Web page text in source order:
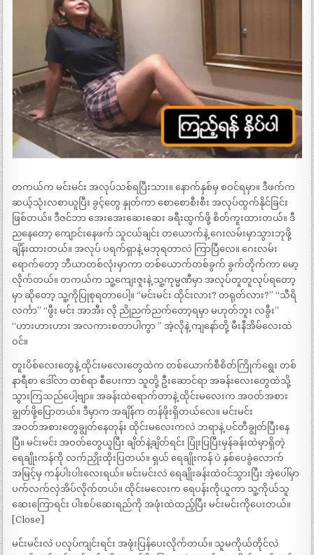
တကယ်က မင်းမင်း အလုပ်သစ်ရပြီးသား။ နောက်နှစ်မှ စဝင်ရမှာ။ ဒီဖက်က
ဆယ့်သုံးလစာယူပြီး ခွင့်တွေ နှုတ်ကာ စောစောစီးစီး အလုပ်ထွက်နိုင်ခြင်း
ဖြစ်တယ်။ ဒီဇင်ဘာ အေးအေးဆေးဆေး ခရီးထွက်ဖို့ စိတ်ကူးထားတယ်။ ဒီ
ညနေတော့ ကျောင်းနေဖက် သူငယ်ချင်း တယောက်နဲ့ ဂေးလမ်းမှာသွားဘုဖို့
ချိန်းထားတယ်။ အလုပ် ပရက်ရှာနဲ့ မဘုရတာလဲ ကြာပြီလေ။ ဂေးလမ်း
ရောက်တော့ ဘီယာတစ်လုံးမှာကာ တစ်ယောက်တစ်ခွက် ခွက်တိုက်ကာ မော့
လိုက်တယ်။ တကယ်က သူ့ကျေးဇူးနဲ့ သူ့ကုမ္မဏီမှာ အလုပ်တူတူလုပ်ရတော့
မှာ ဆိုတော့ သူ့ကိုပြုစုရတာပေါ့။ “မင်းမင်း ထိုင်းလား? တရုတ်လား?” “သီရိ
လင်္ကာ” “ဖွီး မင်း အာအီး လို ညိုညက်ညက်တော့ရမှာ မဟုတ်ဘူး လခွီး”
“ဟားဟားဟား အလကားစတာပါကွာ ” အဲ့လိုနဲ့ ကျနော်တို့ မီးနီအိမ်လေးထဲ
ဝင်။
တူးပိစ်လေးတွေနဲ့ ထိုင်းမလေးတွေထဲက တစ်ယောက်စီစိတ်ကြိုက်ရွေး တစ်
နာရီစာ ဒေါ်လာ တစ်ရာ စီပေးကာ သူတို့ ဦးဆောင်ရာ အခန်းလေးတွေထဲသို့
သွားကြသည်ပေါ့ဗျာ။ အခန်းထဲရောက်တာနဲ့ ထိုင်းမလေးက အဝတ်အစား
ချွတ်ဖို့ပြောတယ်။ ဒီမှာက အချိန်က တန်ဖိုးရှိတယ်လေ။ မင်းမင်း
အဝတ်အစားတွေချွတ်နေတုန်း ထိုင်းမလေးကလဲ ဘရာနဲ့ ပင်တီချွတ်ပြီးနေ
ပြီ။ မင်းမင်း အဝတ်တွေယူပြီး ချိတ်နဲ့ချိတ်ရင်း ပြုံးပြပြီးမှန်ခန်းထဲမှာရှိတဲ့
ရေချိုးကန်ကို လက်ညှိုးထိုးပြတယ်။ ရှယ် ရေချိုးကန် ပဲ နှစ်ပေခွဲလောက်
အမြင့်မှ ကန်ပါးပါးလေးရယ်။ မင်းမင်းလဲ ရေချိုးခန်းထဲဝင်သွားပြီး အဲ့ပေါ်မှာ
ပက်လက်လှဲအိပ်လိုက်တယ်။ ထိုင်းမလေးက ရေပန်းကိုယူကာ သူ့ကိုယ်သူ
ဆေးကြောရင်း ပါးစပ်ဆေးရည်ကို အဖုံးထဲထည့်ပြီး မင်းမင်းကိုပေးတယ်။
[Close]
မင်းမင်းလဲ ပလုပ်ကျင်းရင်း အဖုံးပြန်ပေးလိုက်တယ်။ သူမကိုယ်တိုင်လဲ